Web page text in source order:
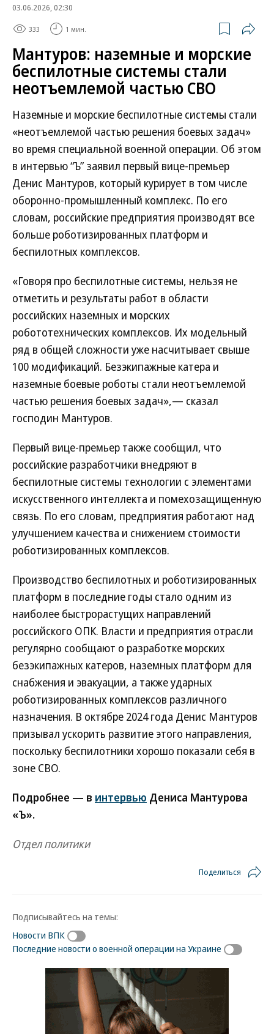
03.06.2026, 02:30
333 1 мин.
Мантуров: наземные и морские
беспилотные системы стали
неотъемлемой частью СВО
Наземные и морские беспилотные системы стали
«неотъемлемой частью решения боевых задач»
во время специальной военной операции. Об этом
в интервью “Ъ” заявил первый вице-премьер
Денис Мантуров, который курирует в том числе
оборонно-промышленный комплекс. По его
словам, российские предприятия производят все
больше роботизированных платформ и
беспилотных комплексов.
«Говоря про беспилотные системы, нельзя не
отметить и результаты работ в области
российских наземных и морских
робототехнических комплексов. Их модельный
ряд в общей сложности уже насчитывает свыше
100 модификаций. Безэкипажные катера и
наземные боевые роботы стали неотъемлемой
частью решения боевых задач»,— сказал
господин Мантуров.
Первый вице-премьер также сообщил, что
российские разработчики внедряют в
беспилотные системы технологии с элементами
искусственного интеллекта и помехозащищенную
связь. По его словам, предприятия работают над
улучшением качества и снижением стоимости
роботизированных комплексов.
Производство беспилотных и роботизированных
платформ в последние годы стало одним из
наиболее быстрорастущих направлений
российского ОПК. Власти и предприятия отрасли
регулярно сообщают о разработке морских
безэкипажных катеров, наземных платформ для
снабжения и эвакуации, а также ударных
роботизированных комплексов различного
назначения. В октябре 2024 года Денис Мантуров
призывал ускорить развитие этого направления,
поскольку беспилотники хорошо показали себя в
зоне СВО.
Подробнее — в интервью Дениса Мантурова
«Ъ».
Отдел политики
Поделиться
Подписывайтесь на темы:
Новости ВПК
Последние новости о военной операции на Украине